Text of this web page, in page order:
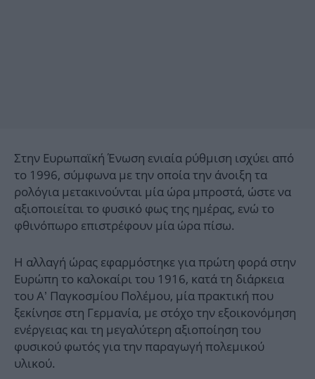
Στην Ευρωπαϊκή Ένωση ενιαία ρύθμιση ισχύει από
το 1996, σύμφωνα με την οποία την άνοιξη τα
ρολόγια μετακινούνται μία ώρα μπροστά, ώστε να
αξιοποιείται το φυσικό φως της ημέρας, ενώ το
φθινόπωρο επιστρέφουν μία ώρα πίσω.
Η αλλαγή ώρας εφαρμόστηκε για πρώτη φορά στην
Ευρώπη το καλοκαίρι του 1916, κατά τη διάρκεια
του Α’ Παγκοσμίου Πολέμου, μία πρακτική που
ξεκίνησε στη Γερμανία, με στόχο την εξοικονόμηση
ενέργειας και τη μεγαλύτερη αξιοποίηση του
φυσικού φωτός για την παραγωγή πολεμικού
υλικού.